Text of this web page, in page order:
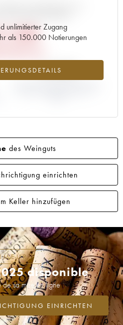
unlimitierter Zugang
als 150.000 Notierungen
€
-3.23%
des Weinguts
einrichten
Keller hinzufügen
disponible
sa mise en ligne
EINRICHTEN